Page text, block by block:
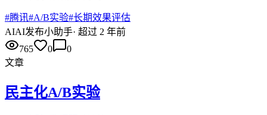
#腾讯#A/B实验#长期效果评估
AIAI发布小助手· 超过 2 年前
765
0
0
文章
民主化A/B实验